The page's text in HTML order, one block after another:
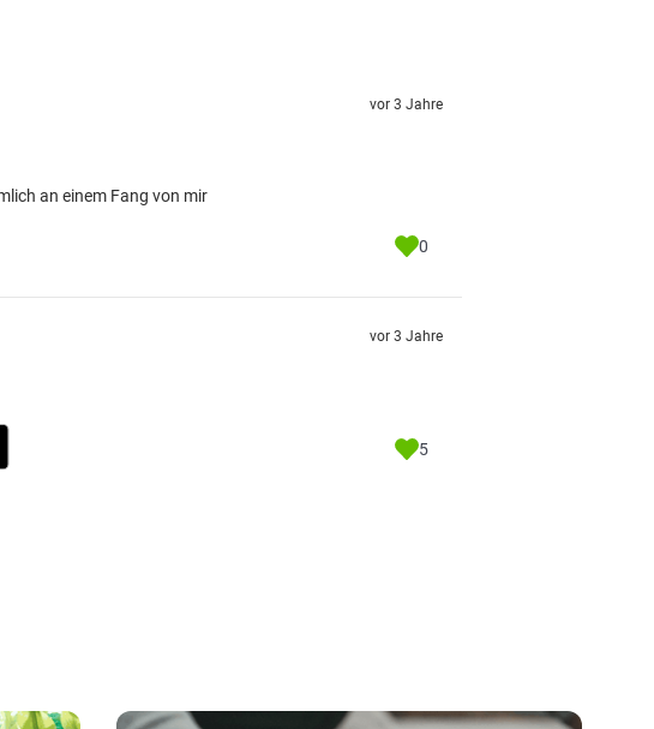
an einem Fang von mir
vor 3 Jahre
0
vor 3 Jahre
5